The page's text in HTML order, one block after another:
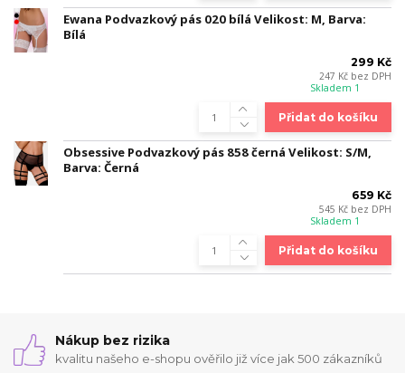
Ewana Podvazkový pás 020 bílá Velikost: M, Barva:
Bílá
299 Kč
247 Kč bez DPH
Skladem 1
Přidat do košíku
Obsessive Podvazkový pás 858 černá Velikost: S/M,
Barva: Černá
659 Kč
545 Kč bez DPH
Skladem 1
Přidat do košíku
Nákup bez rizika
kvalitu našeho e-shopu ověřilo již více jak 500 zákazníků